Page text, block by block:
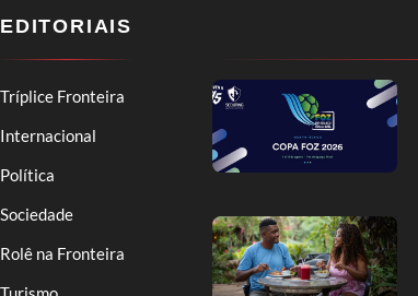
EDITORIAIS
Tríplice Fronteira
Internacional
Política
Sociedade
Rolê na Fronteira